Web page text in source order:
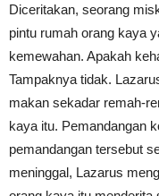
Diceritakan, seorang
pintu rumah orang kaya
kemewahan. Apakah
Tampaknya tidak.
makan sekadar remah-
kaya itu. Pemandangan
pemandangan tersebut
meninggal, Lazarus